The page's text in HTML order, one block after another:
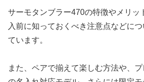
サーモタンブラー470の特徴やメリッ
入前に知っておくべき注意点などに
ています。
また、ペアで揃えて楽しむ方法や、